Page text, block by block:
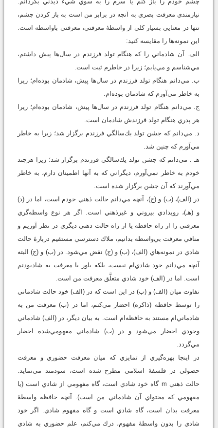
نيازمندي معرفت بصري به آنچه در برابر من است به باز كردن چشم،
تنها در معنايي بسيار كلي از واسطۀ معرفتي، معرفتي باواسطه است.
اين نمونه‌ها را مقايسه كنيد:
الف. آن شادماني را كه هنگام تولد فرزندم در سال‌ها پيش داشتم،
مي‌شناسم و مي‌يابم؛ زيرا در خاطرم ثبت است.
ب. مي‌دانم هنگام تولد فرزندم در سال‌ها پيش، شادمان بوده‌ام؛ زيرا
به خاطر مي‌آورم كه شادمان بوده‌ام.
ج. مي‌دانم هنگام تولد فرزندم در سال‌ها پيش، شادمان بوده‌ام؛ زيرا
هر پدري هنگام تولد فرزندش شادمان است.
د. مي‌دانم كه جشن تولد يك‌سالگي فرزندم برگزار شد؛ زيرا به خاطر
مي‌آورم كه چنين شد.
هـ . مي‌دانم كه جشن تولد يك‌سالگي فرزندم برگزار شد؛ زيرا هرچند
خودم به خاطر نمي‌آورم، ديگراني كه به آنها اطمينان دارم، به خاطر
مي‌آورند كه آن جشن برگزار شده است.
در (الف)، (ب) و (ج)، آنچه مي‌دانم حالت ذهني خودم است، اما در (د)
و (هـ)، رويدادي بيروني و غيرذهني است. اگر هر نوع واسطه‌گري
معرفتي را از راه حافظه يا از راه حالت ذهني ديگري در نظر آوريم و
منافي معرفت بي‌واسطه بدانيم، ملاك دسترسي مستقيم دربارۀ حالت
شادي در نمونه‌هاي (الف)، (ب) و (ج) نقض مي‌شود. در (ب) و (ج) البته
آنچه مي‌دانم خود شادي‌ام نيست، بلكه باور يا معرفت به شادبودنم
است. اما در (الف) خود شادي متعلَّق معرفت من است.
تفاوت ميان (الف) و (ب) در اين است كه در (الف) خود حالت شادماني
را توسط حافظه (ذاكره) احضار مي‌كنم، اما در (ب) معرفت من به
شادماني‌ام مستند به حافظه‌ام است. به بيان ديگر، در (الف) شادماني
وجودي احضار مي‌شود و در (ب) شادماني مفهومي‌شده احضار
مي‌گردد.
در اينجا بهره‌گيري از تمايزي كه ميان معرفت حضوري و معرفت
حصولي در فلسفۀ اسلامي مطرح شده است، سودمند مي‌نمايد.
حالت ذهني m گاه خود شادي است، گاه مفهومي از شادي است (يا
مفهومي كه محتواي آن شادماني من است). آنچه حافظه واسطۀ
معرفت بدان است، گاه شادي است و گاه مفهوم شادي. اگر خود
شادي را بدون واسطۀ مفهوم، درك مي‌كنم، علم حضوري به شادي